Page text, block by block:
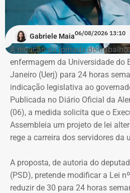
em 2020, no início da pandemia.
“Eu nunca afirmei que me formei,
Nova York, na PUC e no
que eu me formei na NYU, não fui
procurei ser muito preciso com
No material de divulgação da
sociais, realmente, não há
formatura.
Citação equivocada
reportagens
Gabriele Maia06/08/2026 13:10
A redução da jornada de
enfermagem da Universidade do
Janeiro (Uerj) para 24 horas
indicação legislativa ao
Publicada no Diário Oficial da
(06), a medida solicita que o
Assembleia um projeto de lei
rege a carreira dos servidores da
A proposta, de autoria do
(PSD), pretende modificar a Lei
reduzir de 30 para 24 horas